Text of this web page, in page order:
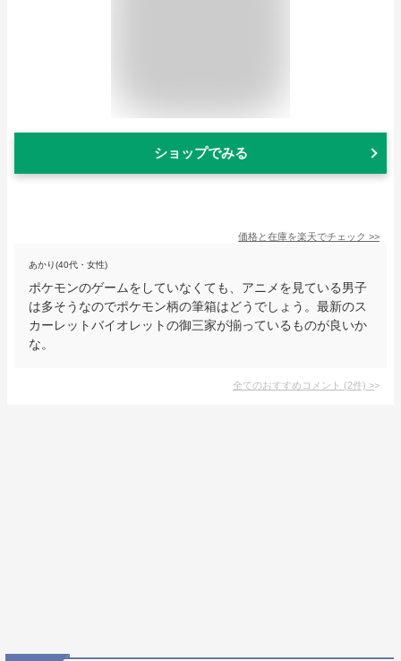
ショップでみる
価格と在庫を楽天でチェック >>
あかり(40代・女性)
ポケモンのゲームをしていなくても、アニメを見ている男子
は多そうなのでポケモン柄の筆箱はどうでしょう。最新のス
カーレットバイオレットの御三家が揃っているものが良いか
な。
全てのおすすめコメント (2件) >